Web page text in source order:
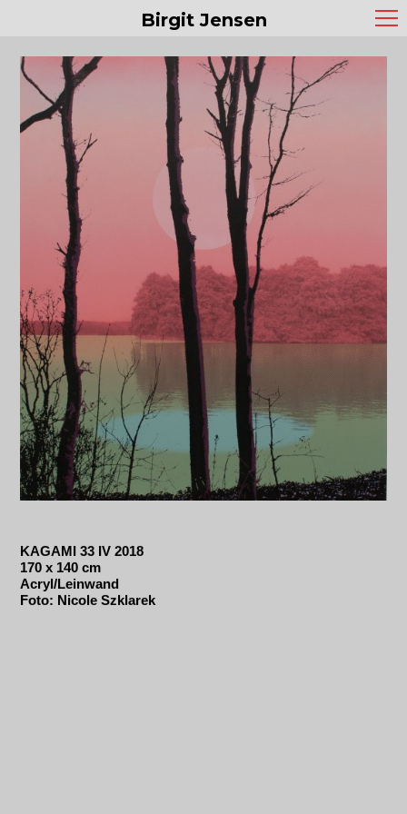
Birgit Jensen
KAGAMI 33 IV 2018
170 x 140 cm
Acryl/Leinwand
Foto: Nicole Szklarek